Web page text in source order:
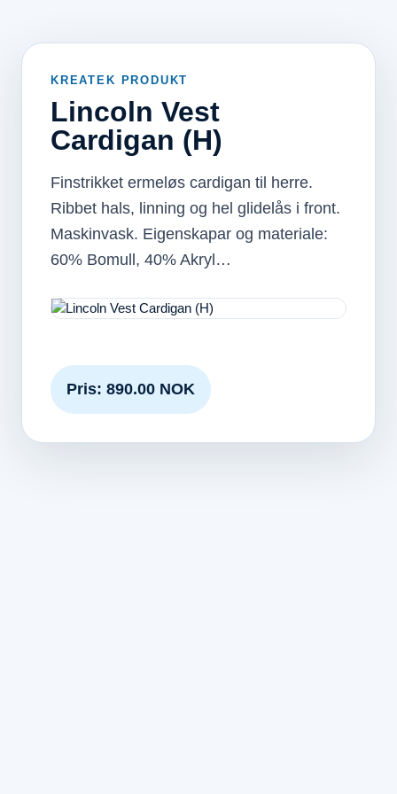
KREATEK PRODUKT
Lincoln Vest
Cardigan (H)
Finstrikket ermeløs cardigan til herre.
Ribbet hals, linning og hel glidelås i front.
Maskinvask. Eigenskapar og materiale:
60% Bomull, 40% Akryl…
Pris: 890.00 NOK